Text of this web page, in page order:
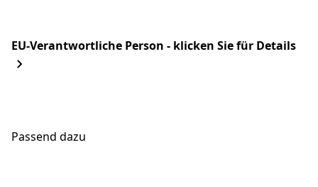
EU-Verantwortliche Person - klicken Sie für Details
Passend dazu